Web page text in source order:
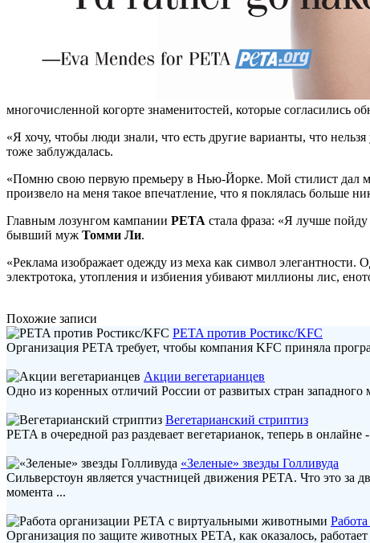
многочисленной когорте знаменитостей, которые согласились
«Я хочу, чтобы люди знали, что есть другие варианты, что
тоже заблуждалась.
«Помню свою первую премьеру в Нью-Йорке. Мой стилист дал
произвело на меня такое впечатление, что я поклялась больше
Главным лозунгом кампании PETA стала фраза: «Я лучше
бывший муж Томми Ли.
«Реклама изображает одежду из меха как символ
электротока, утопления и избиения убивают миллионы лис,
Похожие записи
PETA против Ростикс/KFC
Организация PETA требует, чтобы компания KFC приняла
Акции вегетарианцев
Одно из коренных отличий России от развитых стран
Вегетарианский стриптиз
PETA в очередной раз раздевает вегетарианок, теперь в
«Зеленые» звезды Голливуда
Сильверстоун является участницей движения PETA. Что это
момента ...
Организация по защите животных РЕТА, как оказалось,